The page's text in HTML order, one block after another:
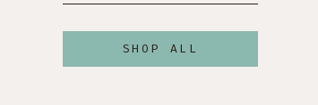
SHOP ALL